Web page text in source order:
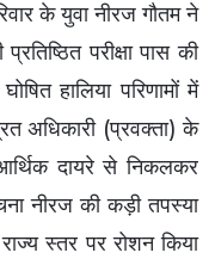
के युवा नीरज गौतम ने
परीक्षा पास की
हालिया परिणामों में
अधिकारी (प्रवक्ता) के
दायरे से निकलकर
नीरज की कड़ी तपस्या
स्तर पर रोशन किया